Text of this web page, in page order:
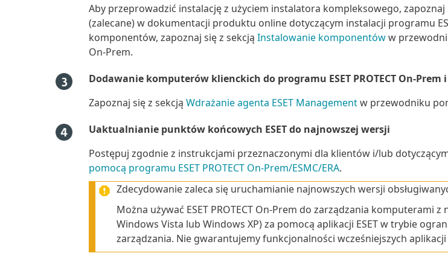
Aby przeprowadzić instalację z użyciem instalatora kompleksowego, zapoznaj
(zalecane) w dokumentacji produktu online dotyczącym instalacji programu
komponentów, zapoznaj się z sekcją Instalowanie komponentóww
On-Prem.
Dodawanie komputerów klienckich do programu ESET PROTECT On-
Zapoznaj się z sekcją Wdrażanie agenta ESET Managementw przewodniku
Uaktualnianie punktów końcowych ESET do najnowszej wersji
Postępuj zgodnie z instrukcjami przeznaczonymi dla klientów i/lub
pomocą programu ESET PROTECT On-Prem/ESMC/ERA.
Zdecydowanie zaleca się uruchamianie najnowszych wersji
Można używać ESET PROTECT On-Prem do zarządzania komputerami
Windows Vista lub Windows XP) za pomocą aplikacji ESET w trybie
zarządzania. Nie gwarantujemy funkcjonalności wcześniejszych